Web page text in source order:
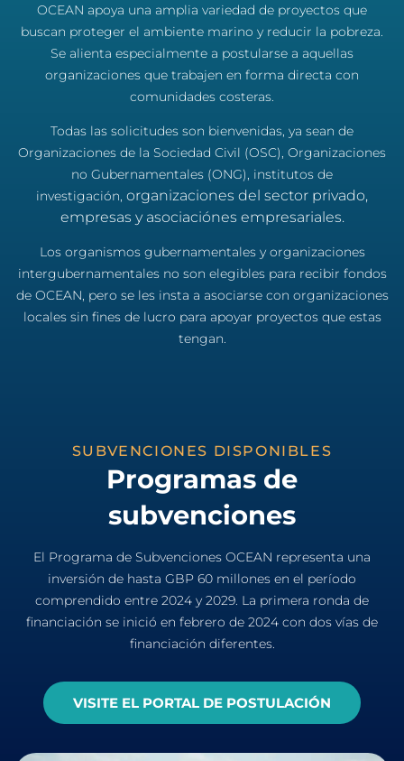
OCEAN apoya una amplia variedad de proyectos que
buscan proteger el ambiente marino y reducir la pobreza.
Se alienta especialmente a postularse a aquellas
organizaciones que trabajen en forma directa con
comunidades costeras.
Todas las solicitudes son bienvenidas, ya sean de
Organizaciones de la Sociedad Civil (OSC), Organizaciones
no Gubernamentales (ONG), institutos de
investigación, organizaciones del sector privado,
empresas y asociaciónes empresariales.
Los organismos gubernamentales y organizaciones
intergubernamentales no son elegibles para recibir fondos
de OCEAN, pero se les insta a asociarse con organizaciones
locales sin fines de lucro para apoyar proyectos que estas
tengan.
SUBVENCIONES DISPONIBLES
Programas de
subvenciones
El Programa de Subvenciones OCEAN representa una
inversión de hasta GBP 60 millones en el período
comprendido entre 2024 y 2029. La primera ronda de
financiación se inició en febrero de 2024 con dos vías de
financiación diferentes.
VISITE EL PORTAL DE POSTULACIÓN